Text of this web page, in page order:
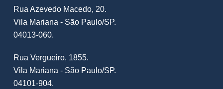
Rua Azevedo Macedo, 20.
Vila Mariana - São Paulo/SP.
04013-060.
Rua Vergueiro, 1855.
Vila Mariana - São Paulo/SP.
04101-904.